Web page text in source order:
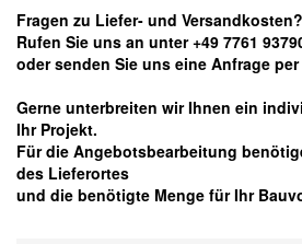
Fragen zu Liefer- und Versandkosten?
Rufen Sie uns an unter +49 7761
oder senden Sie uns eine Anfrage per
Gerne unterbreiten wir Ihnen ein
Ihr Projekt.
Für die Angebotsbearbeitung
des Lieferortes
und die benötigte Menge für Ihr